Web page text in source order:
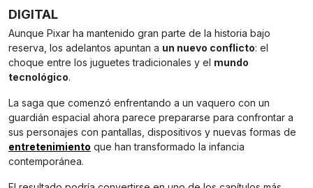
DIGITAL
Aunque Pixar ha mantenido gran parte de la historia bajo
reserva, los adelantos apuntan a un nuevo conflicto: el
choque entre los juguetes tradicionales y el mundo
tecnológico.
La saga que comenzó enfrentando a un vaquero con un
guardián espacial ahora parece prepararse para confrontar a
sus personajes con pantallas, dispositivos y nuevas formas de
entretenimiento que han transformado la infancia
contemporánea.